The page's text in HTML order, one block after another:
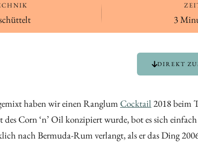
3
DIREKT
haben wir einen RanglumCocktail 2018 beim
Corn ‘n’ Oil konzipiert wurde, bot es sich
nach Bermuda-Rum verlangt, als er das Ding